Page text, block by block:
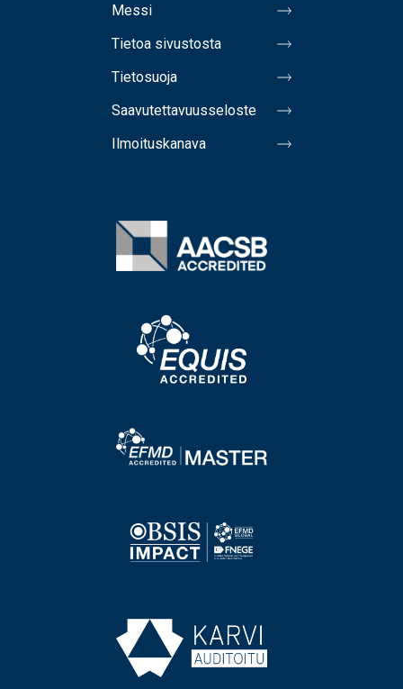
Messi
Tietoa sivustosta
Tietosuoja
Saavutettavuusseloste
Ilmoituskanava
Image
Image
Image
Image
Image